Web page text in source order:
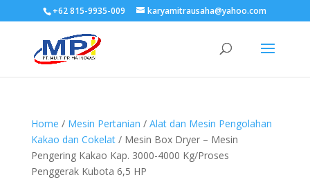
+62 815-9935-009 karyamitrausaha@yahoo.com
Home / Mesin Pertanian / Alat dan Mesin Pengolahan
Kakao dan Cokelat/ Mesin Box Dryer – Mesin
Pengering Kakao Kap. 3000-4000 Kg/Proses
Penggerak Kubota 6,5 HP